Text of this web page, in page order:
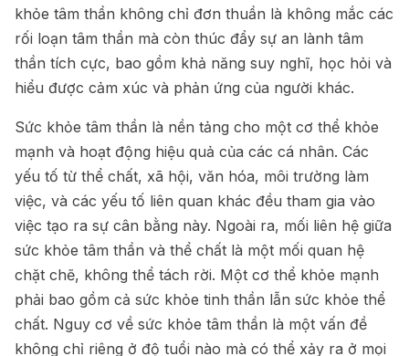
khỏe tâm thần không chỉ đơn thuần là không mắc các
rối loạn tâm thần mà còn thúc đẩy sự an lành tâm
thần tích cực, bao gồm khả năng suy nghĩ, học hỏi và
hiểu được cảm xúc và phản ứng của người khác.
Sức khỏe tâm thần là nền tảng cho một cơ thể khỏe
mạnh và hoạt động hiệu quả của các cá nhân. Các
yếu tố từ thể chất, xã hội, văn hóa, môi trường làm
việc, và các yếu tố liên quan khác đều tham gia vào
việc tạo ra sự cân bằng này. Ngoài ra, mối liên hệ giữa
sức khỏe tâm thần và thể chất là một mối quan hệ
chặt chẽ, không thể tách rời. Một cơ thể khỏe mạnh
phải bao gồm cả sức khỏe tinh thần lẫn sức khỏe thể
chất. Nguy cơ về sức khỏe tâm thần là một vấn đề
không chỉ riêng ở độ tuổi nào mà có thể xảy ra ở mọi